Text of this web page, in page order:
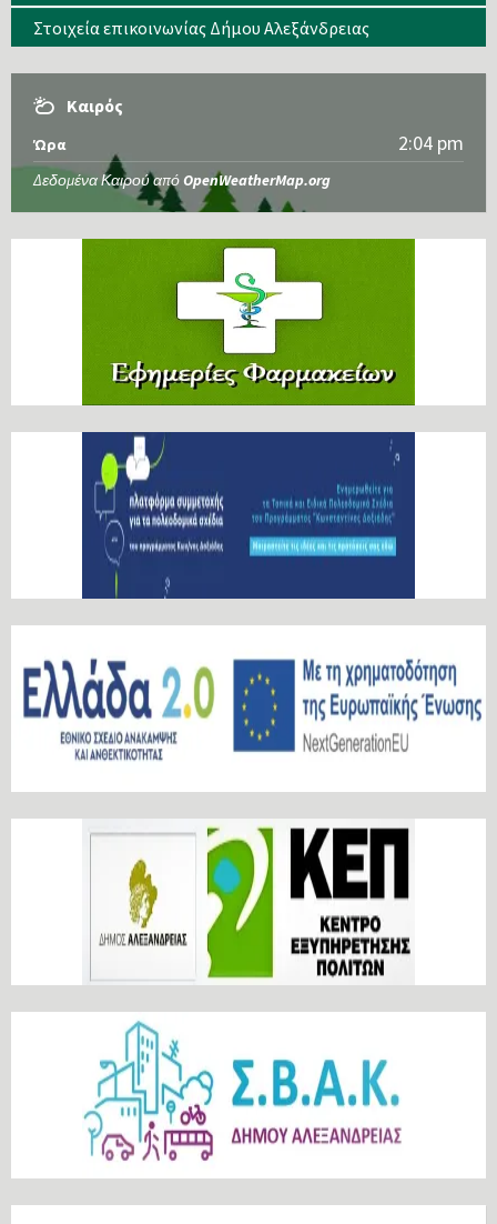
Στοιχεία επικοινωνίας Δήμου Αλεξάνδρειας
Καιρός
Ώρα 2:04 pm
Δεδομένα Καιρού από OpenWeatherMap.org